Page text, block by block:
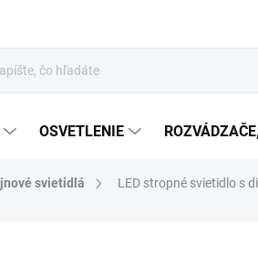
OSVETLENIE
svietidlá LED stropné svietidlo s